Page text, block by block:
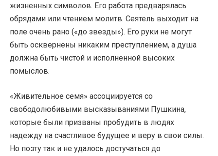
жизненных символов. Его работа предварялась
обрядами или чтением молитв. Сеятель выходит на
поле очень рано («до звезды»). Его руки не могут
быть осквернены никаким преступлением, а душа
должна быть чистой и исполненной высоких
помыслов.
«Живительное семя» ассоциируется со
свободолюбивыми высказываниями Пушкина,
которые были призваны пробудить в людях
надежду на счастливое будущее и веру в свои силы.
Но поэту так и не удалось достучаться до